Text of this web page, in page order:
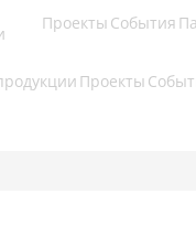
Проекты События
Проекты